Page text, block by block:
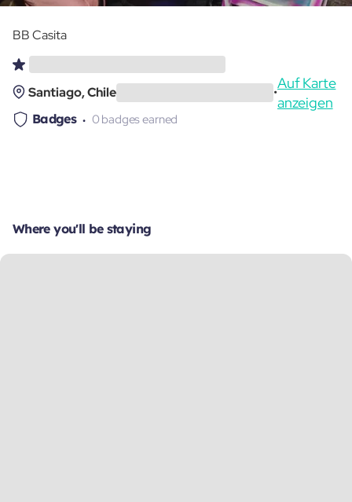
BB Casita
Santiago, Chile •
Auf Karte
anzeigen
Badges 0 badges earned
Where you'll be staying